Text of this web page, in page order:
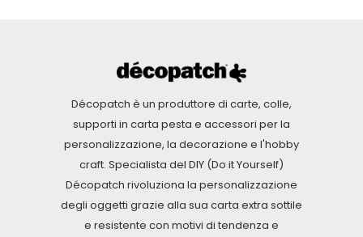
Décopatch è un produttore di carte, colle,
supporti in carta pesta e accessori per la
personalizzazione, la decorazione e l'hobby
craft. Specialista del DIY (Do it Yourself)
Décopatch rivoluziona la personalizzazione
degli oggetti grazie alla sua carta extra sottile
e resistente con motivi di tendenza e